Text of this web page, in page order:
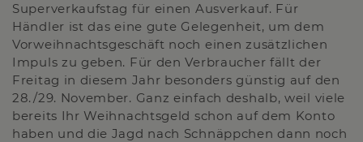
Superverkaufstag für einen Ausverkauf. Für
Händler ist das eine gute Gelegenheit, um dem
Vorweihnachtsgeschäft noch einen zusätzlichen
Impuls zu geben. Für den Verbraucher fällt der
Freitag in diesem Jahr besonders günstig auf den
28./29. November. Ganz einfach deshalb, weil viele
bereits Ihr Weihnachtsgeld schon auf dem Konto
haben und die Jagd nach Schnäppchen dann noch